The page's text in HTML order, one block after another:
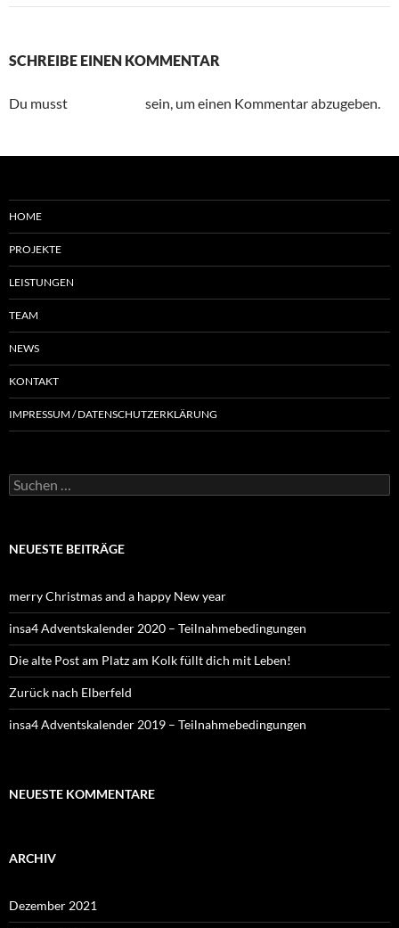
SCHREIBE EINEN KOMMENTAR
Du musst sein, um einen Kommentar abzugeben.
HOME
PROJEKTE
LEISTUNGEN
TEAM
NEWS
KONTAKT
IMPRESSUM / DATENSCHUTZERKLÄRUNG
NEUESTE BEITRÄGE
merry Christmas and a happy New year
insa4 Adventskalender 2020 – Teilnahmebedingungen
Die alte Post am Platz am Kolk füllt dich mit Leben!
Zurück nach Elberfeld
insa4 Adventskalender 2019 – Teilnahmebedingungen
NEUESTE KOMMENTARE
ARCHIV
Dezember 2021